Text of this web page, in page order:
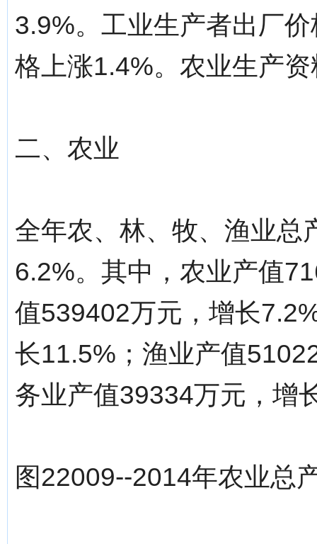
3.9%。工业生产者出厂
格上涨1.4%。农业生产
二、农业
全年农、林、牧、渔业总
6.2%。其中，农业产值
值539402万元，增长
长11.5%；渔业产值
务业产值39334万元，增
图22009--2014年农业总